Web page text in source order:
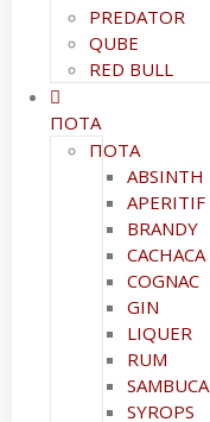
PREDATOR
QUBE
RED BULL
ΠΟΤΑ
ΠΟΤΑ
ABSINTH
APERITIF
BRANDY
CACHACA
COGNAC
GIN
LIQUER
RUM
SAMBUCA
SYROPS